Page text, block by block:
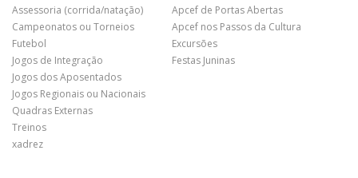
Assessoria (corrida/natação)
Campeonatos ou Torneios
Futebol
Jogos de Integração
Jogos dos Aposentados
Jogos Regionais ou Nacionais
Quadras Externas
Treinos
xadrez
Apcef de Portas Abertas
Apcef nos Passos da Cultura
Excursões
Festas Juninas